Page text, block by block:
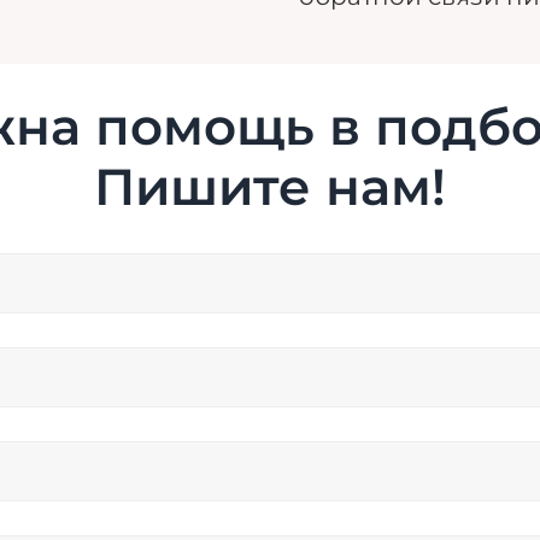
помощь в
Пишите нам!